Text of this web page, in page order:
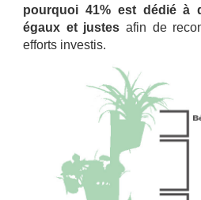
pourquoi 41% est dédié à
égaux et justes afin de
efforts investis.